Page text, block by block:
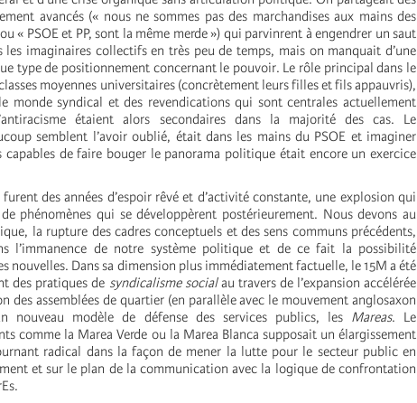
avancés (« nous ne sommes pas des marchandises aux mains des
« PSOE et PP, sont la même merde ») qui parvinrent à engendrer un saut
les imaginaires collectifs en très peu de temps, mais on manquait d’une
type de positionnement concernant le pouvoir. Le rôle principal dans le
moyennes universitaires (concrètement leurs filles et fils appauvris),
monde syndical et des revendications qui sont centrales actuellement
étaient alors secondaires dans la majorité des cas. Le
semblent l’avoir oublié, était dans les mains du PSOE et imaginer
capables de faire bouger le panorama politique était encore un exercice
des années d’espoir rêvé et d’activité constante, une explosion qui
phénomènes qui se développèrent postérieurement. Nous devons au
la rupture des cadres conceptuels et des sens communs précédents,
l’immanence de notre système politique et de ce fait la possibilité
nouvelles. Dans sa dimension plus immédiatement factuelle, le 15M a été
des pratiques de syndicalisme socialau travers de l’expansion accélérée
des assemblées de quartier (en parallèle avec le mouvement anglosaxon
nouveau modèle de défense des services publics, les Mareas. Le
comme la Marea Verde ou la Marea Blanca supposait un élargissement
radical dans la façon de mener la lutte pour le secteur public en
et sur le plan de la communication avec la logique de confrontation